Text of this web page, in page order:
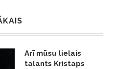
Arī mūsu lielais
talants Kristaps